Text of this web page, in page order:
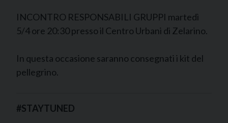
INCONTRO RESPONSABILI GRUPPI martedì
5/4 ore 20:30 presso il Centro Urbani di Zelarino.
In questa occasione saranno consegnati i kit del
pellegrino.
#STAYTUNED